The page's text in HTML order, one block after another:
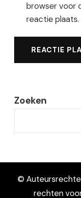
browser voor
reactie plaats.
Zoeken
©
rechten